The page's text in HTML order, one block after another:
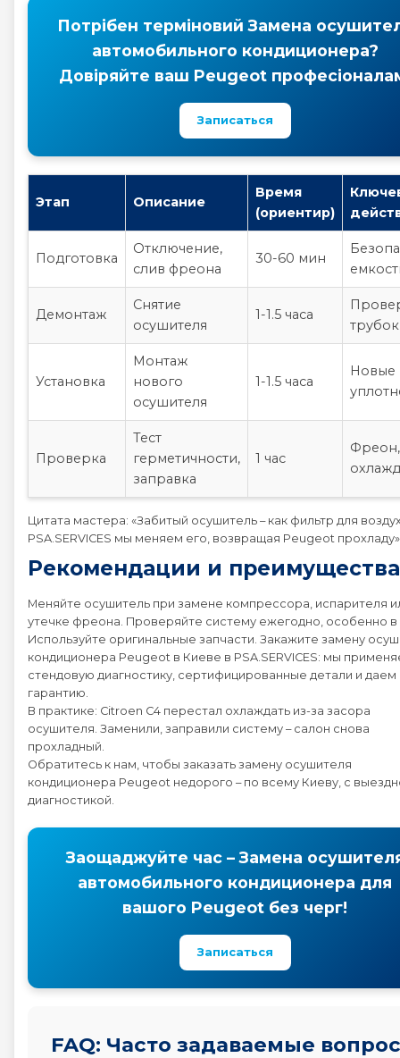
Потрібен терміновий Замена
автомобильного кондиционера?
Довіряйте ваш Peugeot
Записаться
Этап Описание
Время
(ориентир)
Подготовка
Отключение,
слив фреона
30-60 мин
Демонтаж
Снятие
осушителя
1-1.5 часа
трубок
Установка
Монтаж
нового
осушителя
1-1.5 часа
Новые
Проверка
Тест
герметичности,
заправка
1 час
Фреон,
Цитата мастера: «Забитый осушитель – как фильтр для
PSA.SERVICES мы меняем его, возвращая Peugeot
Рекомендации и преимущества
Меняйте осушитель при замене компрессора, испарителя
утечке фреона. Проверяйте систему ежегодно, особенно в
Используйте оригинальные запчасти. Закажите замену
кондиционера Peugeot в Киеве в PSA.SERVICES: мы
стендовую диагностику, сертифицированные детали и даем
гарантию.
В практике: Citroen C4 перестал охлаждать из-за засора
осушителя. Заменили, заправили систему – салон снова
прохладный.
Обратитесь к нам, чтобы заказать замену осушителя
кондиционера Peugeot недорого – по всему Киеву, с
диагностикой.
Заощаджуйте час – Замена
автомобильного кондиционера для
вашого Peugeot без черг!
Записаться
FAQ: Часто задаваемые